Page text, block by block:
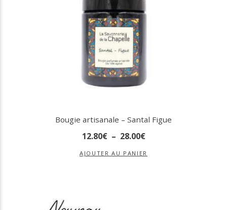
Bougie artisanale – Santal Figue
12.80€ – 28.00€
AJOUTER AU PANIER